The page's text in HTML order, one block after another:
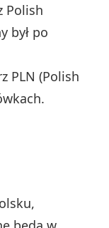
Polish
był po
PLN (Polish